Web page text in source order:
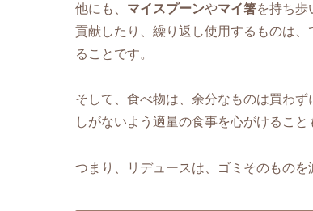
他にも、 マイスプーンやマイ箸を持ち歩
貢献したり、繰り返し使用するものは、
ることです。
そして、食べ物は、余分なものは買わ
しがないよう適量の食事を心がけるこ
つまり、リデュースは、ゴミそのものを